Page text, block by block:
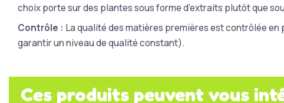
choix porte sur des plantes sous forme d'extraits plutôt que
Contrôle : La qualité des matières premières est contrôlée
garantir un niveau de qualité constant).
Ces produits peuvent vous